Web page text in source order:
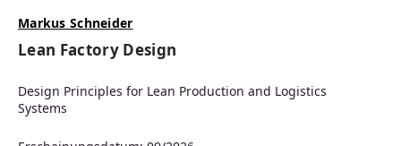
Markus Schneider
Lean Factory Design
Design Principles for Lean Production and Logistics
Systems